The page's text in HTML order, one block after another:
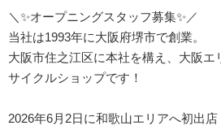
＼✨オープニングスタッフ募集✨／
当社は1993年に大阪府堺市で創業。
大阪市住之江区に本社を構え、大阪エ
サイクルショップです！
2026年6月2日に和歌山エリアへ初出店